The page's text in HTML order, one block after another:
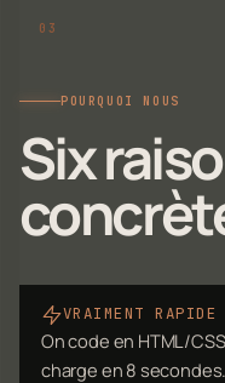
POURQUOI NOUS
Six
VRAIMENT RAPIDE
On code en HTML/
charge en 8